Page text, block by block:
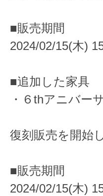
■販売期間
2024/02/15(木)
■追加した家具
・６thアニバー
復刻販売を開始
■販売期間
2024/02/15(木)